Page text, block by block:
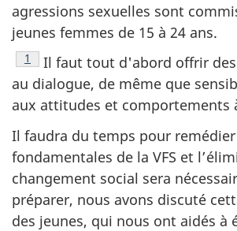
agressions sexuelles sont
jeunes femmes de 15 à 24 ans.
Footnote
1
Il faut tout d'abord offrir
au dialogue, de même que
aux attitudes et comportements
Il faudra du temps pour remédier
fondamentales de la VFS et
changement social sera
préparer, nous avons discuté
des jeunes, qui nous ont aidés à